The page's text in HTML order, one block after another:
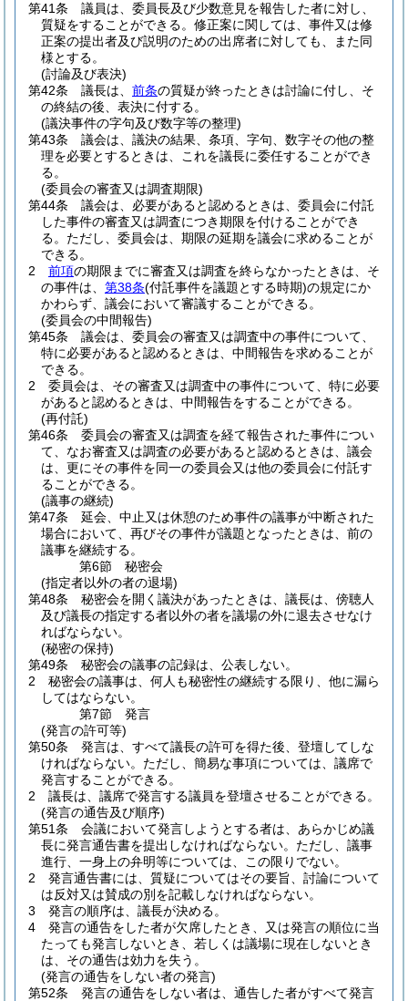
第41条
議員は、委員長及び少数意見を報告した者に対し、
質疑をすることができる。 修正案に関しては、事件又は修
正案の提出者及び説明のための出席者に対しても、また同
様とする。
(討論及び表決)
第42条
議長は、 前条の質疑が終ったときは討論に付し、そ
の終結の後、表決に付する。
(議決事件の字句及び数字等の整理)
第43条
議会は、議決の結果、条項、字句、数字その他の整
理を必要とするときは、これを議長に委任することができ
る。
(委員会の審査又は調査期限)
第44条
議会は、必要があると認めるときは、委員会に付託
した事件の審査又は調査につき期限を付けることができ
る。 ただし、委員会は、期限の延期を議会に求めることが
できる。
2
前項の期限までに審査又は調査を終らなかったときは、そ
の事件は、 第38条(付託事件を議題とする時期)の規定にか
かわらず、議会において審議することができる。
(委員会の中間報告)
第45条
議会は、委員会の審査又は調査中の事件について、
特に必要があると認めるときは、中間報告を求めることが
できる。
2
委員会は、その審査又は調査中の事件について、特に必要
があると認めるときは、中間報告をすることができる。
(再付託)
第46条
委員会の審査又は調査を経て報告された事件につい
て、なお審査又は調査の必要があると認めるときは、議会
は、更にその事件を同一の委員会又は他の委員会に付託す
ることができる。
(議事の継続)
第47条
延会、中止又は休憩のため事件の議事が中断された
場合において、再びその事件が議題となったときは、前の
議事を継続する。
第6節
秘密会
(指定者以外の者の退場)
第48条
秘密会を開く議決があったときは、議長は、傍聴人
及び議長の指定する者以外の者を議場の外に退去させなけ
ればならない。
(秘密の保持)
第49条
秘密会の議事の記録は、公表しない。
2
秘密会の議事は、何人も秘密性の継続する限り、他に漏ら
してはならない。
第7節
発言
(発言の許可等)
第50条
発言は、すべて議長の許可を得た後、登壇してしな
ければならない。 ただし、簡易な事項については、議席で
発言することができる。
2
議長は、議席で発言する議員を登壇させることができる。
(発言の通告及び順序)
第51条
会議において発言しようとする者は、あらかじめ議
長に発言通告書を提出しなければならない。 ただし、議事
進行、一身上の弁明等については、この限りでない。
2
発言通告書には、質疑についてはその要旨、討論について
は反対又は賛成の別を記載しなければならない。
3
発言の順序は、議長が決める。
4
発言の通告をした者が欠席したとき、又は発言の順位に当
たっても発言しないとき、若しくは議場に現在しないとき
は、その通告は効力を失う。
(発言の通告をしない者の発言)
第52条
発言の通告をしない者は、通告した者がすべて発言